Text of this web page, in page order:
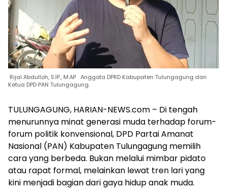
Rijal Abdulloh, S.IP., M.AP Anggota DPRD Kabupaten Tulungagung dan
Ketua DPD PAN Tulungagung.
TULUNGAGUNG, HARIAN-NEWS.com – Di tengah
menurunnya minat generasi muda terhadap forum-
forum politik konvensional, DPD Partai Amanat
Nasional (PAN) Kabupaten Tulungagung memilih
cara yang berbeda. Bukan melalui mimbar pidato
atau rapat formal, melainkan lewat tren lari yang
kini menjadi bagian dari gaya hidup anak muda.